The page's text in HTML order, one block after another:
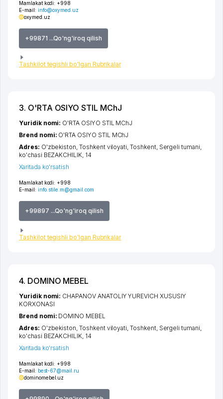
Mamlakat kodi: +998
E-mail: info@oxymed.uz
oxymed.uz
+99871 ...Qo'ng'iroq qilish
Tashkilot tegishli bo'lgan Rubrikalar
3. O'RTA OSIYO STIL MChJ
Mamlakat kodi: +998
E-mail: info.stile.m@gmail.com
+99897 ...Qo'ng'iroq qilish
Tashkilot tegishli bo'lgan Rubrikalar
Yuridik nomi: O'RTA OSIYO STIL MChJ
Brend nomi: O'RTA OSIYO STIL MChJ
Adres: O'zbekiston,Toshkent viloyati,Toshkent, Sergeli tumani,
ko'chasi BEZAKCHILIK, 14
Xaritada ko'rsatish
4. DOMINO MEBEL
Mamlakat kodi: +998
E-mail: best-67@mail.ru
dominomebel.uz
Yuridik nomi: CHAPANOV ANATOLIY YUREVICH XUSUSIY
KORXONASI
Brend nomi: DOMINO MEBEL
Adres: O'zbekiston,Toshkent viloyati ,Toshkent, Sergeli tumani
ko'chasi BEZAKCHILIK , 14
Xaritada ko'rsatish